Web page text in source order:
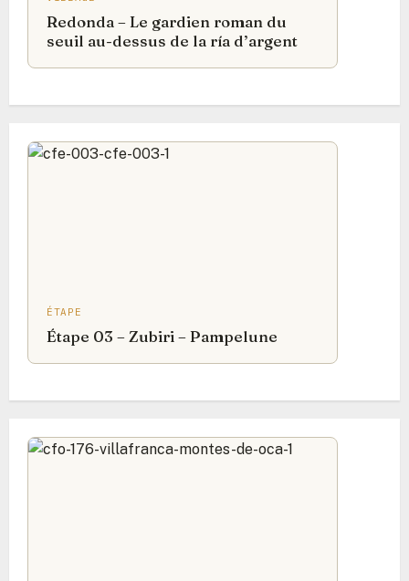
Redonda – Le gardien roman du
seuil au-dessus de la ría d’argent
ÉTAPE
Étape 03 – Zubiri – Pampelune